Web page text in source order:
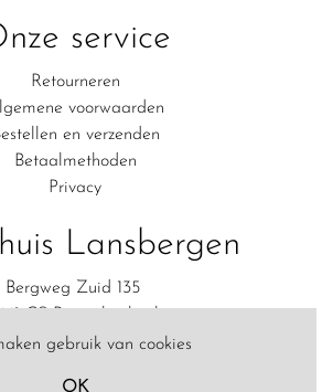
gebruik van cookies
OK
service
Retourneren
voorwaarden
en verzenden
Betaalmethoden
Privacy
Lansbergen
Bergweg Zuid 135
06-83111554